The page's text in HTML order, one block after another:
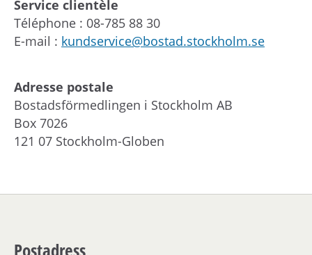
Service clientèle
Téléphone : 08-785 88 30
E-mail : kundservice@bostad.stockholm.se
Adresse postale
Bostadsförmedlingen i Stockholm AB
Box 7026
121 07 Stockholm-Globen
Postadress